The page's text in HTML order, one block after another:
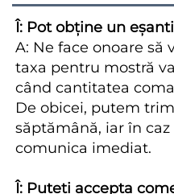
Î: Pot obține un
A: Ne face onoare să
taxa pentru mostră
când cantitatea
De obicei, putem
săptămână, iar în
comunica imediat.
Î: Puteți accepta